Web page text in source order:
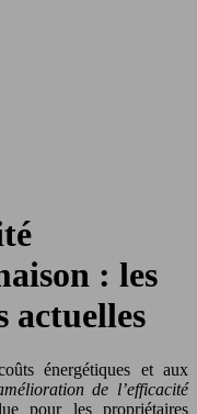
: les
actuelles
énergétiques et aux
de l’efficacité
pour les propriétaires